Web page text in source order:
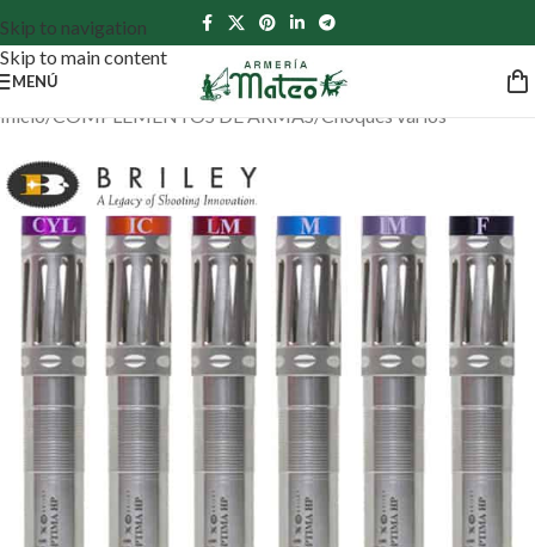
Skip to navigation
Skip to main content
MENÚ
Inicio/ COMPLEMENTOS DE ARMAS/ Choques varios